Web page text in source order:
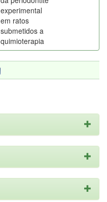
experimental
em ratos
submetidos a
quimioterapia